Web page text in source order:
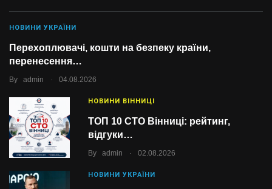
НОВИНИ УКРАЇНИ
Перехоплювачі, кошти на безпеку країни,
перенесення…
By admin 04.08.2026
НОВИНИ ВІННИЦІ
ТОП 10 СТО Вінниці: рейтинг,
відгуки…
By admin 02.08.2026
НОВИНИ УКРАЇНИ